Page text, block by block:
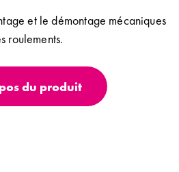
et le démontage mécaniques
roulements.
du produit